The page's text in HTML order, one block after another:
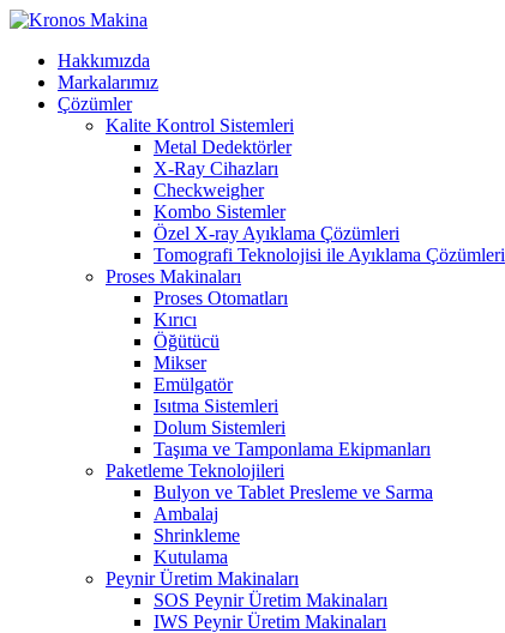
Hakkımızda
Markalarımız
Çözümler
Kalite Kontrol Sistemleri
Metal Dedektörler
X-Ray Cihazları
Checkweigher
Kombo Sistemler
Özel X-ray Ayıklama Çözümleri
Tomografi Teknolojisi ile Ayıklama Çözümleri
Proses Makinaları
Proses Otomatları
Kırıcı
Öğütücü
Mikser
Emülgatör
Isıtma Sistemleri
Dolum Sistemleri
Taşıma ve Tamponlama Ekipmanları
Paketleme Teknolojileri
Bulyon ve Tablet Presleme ve Sarma
Ambalaj
Shrinkleme
Kutulama
Peynir Üretim Makinaları
SOS Peynir Üretim Makinaları
IWS Peynir Üretim Makinaları